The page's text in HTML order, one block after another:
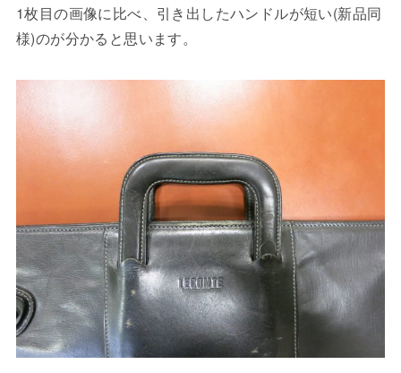
1枚目の画像に比べ、引き出したハンドルが短い(新品同
様)のが分かると思います。